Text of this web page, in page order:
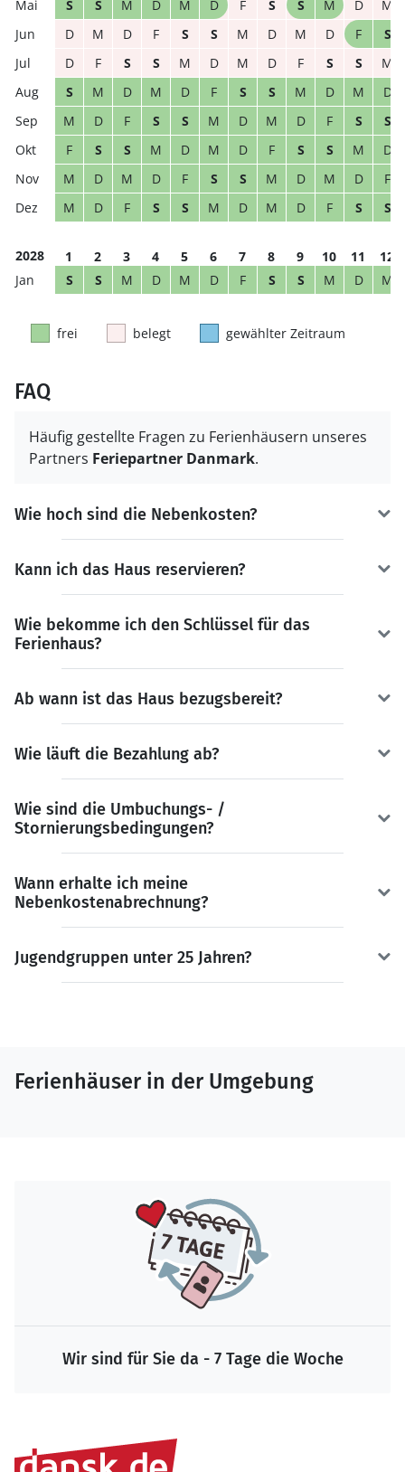
S S M D M D F S S M D
M
D
M D F S S M D M D F
S
D
F S S M D M D F S S
M
S
M D M D F S S M D M
D
M
D F S S M D M D F S
S
F
S S M D M D F S S M
D
M
D M D F S S M D M D
F
M
D F S S M D M D F S S
2028 1 2 3 4 5 6 7 8 9 10 11
12
S
S M D M D F S S M D M
frei belegt gewählter Zeitraum
FAQ
Häufig gestellte Fragen zu Ferienhäusern unseres
Partners Feriepartner Danmark.
Wie hoch sind die Nebenkosten?
Kann ich das Haus reservieren?
Wie bekomme ich den Schlüssel für das
Ferienhaus?
Ab wann ist das Haus bezugsbereit?
Wie läuft die Bezahlung ab?
Wie sind die Umbuchungs- /
Stornierungsbedingungen?
Wann erhalte ich meine
Nebenkostenabrechnung?
Jugendgruppen unter 25 Jahren?
Ferienhäuser in der Umgebung
Wir sind für Sie da - 7 Tage die Woche